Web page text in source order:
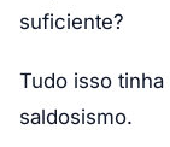
suficiente?
Tudo isso
saldosismo.